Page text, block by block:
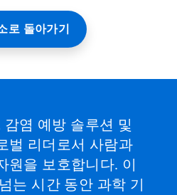
로 돌아가기
감염 예방 솔루션 및
벌 리더로서 사람과
원을 보호합니다. 이
는 시간 동안 과학 기